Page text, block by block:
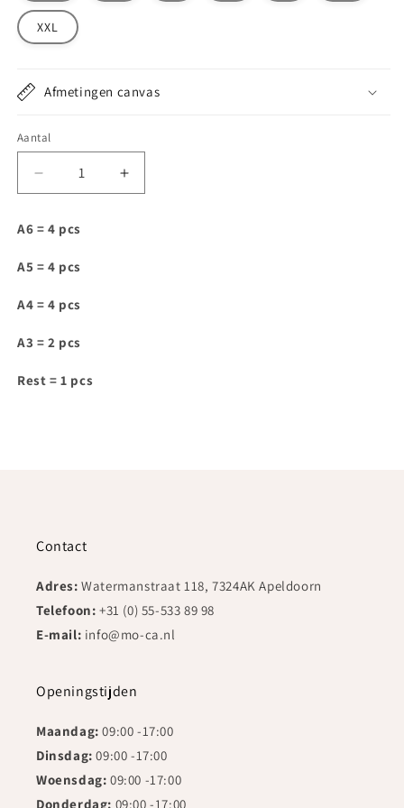
XXL
Afmetingen canvas
Aantal
Aantal
verlagen
M009
Aantal
verhogen
A6 = 4 pcs
A5 = 4 pcs
A4 = 4 pcs
A3 = 2 pcs
Rest = 1 pcs
Contact
Adres:Watermanstraat 118, 7324AK Apeldoorn
Telefoon: +31 (0) 55-533 89 98
E-mail: info@mo-ca.nl
Openingstijden
Maandag: 09:00 -17:00
Dinsdag:09:00 -17:00
Woensdag: 09:00 -17:00
Donderdag: 09:00 -17:00